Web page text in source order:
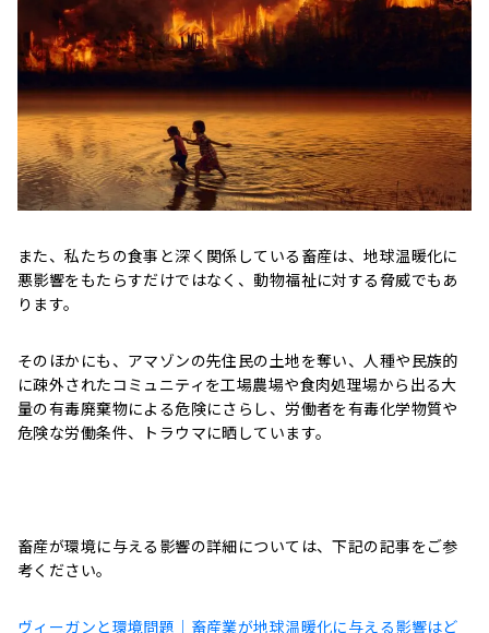
また、私たちの食事と深く関係している畜産は、地球温暖化に
悪影響をもたらすだけではなく、動物福祉に対する脅威でもあ
ります。
そのほかにも、アマゾンの先住民の土地を奪い、人種や民族的
に疎外されたコミュニティを工場農場や食肉処理場から出る大
量の有毒廃棄物による危険にさらし、労働者を有毒化学物質や
危険な労働条件、トラウマに晒しています。
畜産が環境に与える影響の詳細については、下記の記事をご参
考ください。
ヴィーガンと環境問題｜畜産業が地球温暖化に与える影響はど